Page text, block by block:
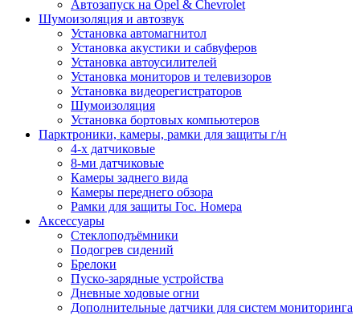
Автозапуск на Opel & Chevrolet
Шумоизоляция и автозвук
Установка автомагнитол
Установка акустики и сабвуферов
Установка автоусилителей
Установка мониторов и телевизоров
Установка видеорегистраторов
Шумоизоляция
Установка бортовых компьютеров
Парктроники, камеры, рамки для защиты г/н
4-х датчиковые
8-ми датчиковые
Камеры заднего вида
Камеры переднего обзора
Рамки для защиты Гос. Номера
Аксессуары
Стеклоподъёмники
Подогрев сидений
Брелоки
Пуско-зарядные устройства
Дневные ходовые огни
Дополнительные датчики для систем мониторинга